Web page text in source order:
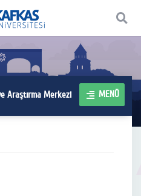
Araştırma Merkezi MENÜ